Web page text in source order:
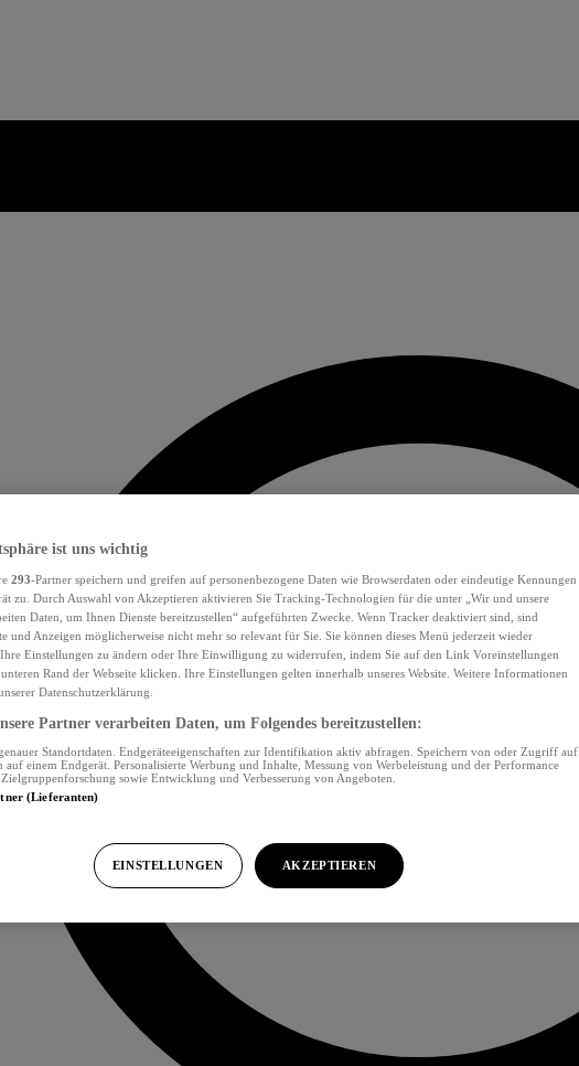
ist uns wichtig
293-Partner speichern und greifen auf personenbezogene Daten wie Browserdaten oder eindeutige Kennungen
zu. Durch Auswahl von Akzeptieren aktivieren Sie Tracking-Technologien für die unter „Wir und unsere
Daten, um Ihnen Dienste bereitzustellen“ aufgeführten Zwecke. Wenn Tracker deaktiviert sind, sind
und Anzeigen möglicherweise nicht mehr so relevant für Sie. Sie können dieses Menü jederzeit wieder
Einstellungen zu ändern oder Ihre Einwilligung zu widerrufen, indem Sie auf den Link Voreinstellungen
Rand der Webseite klicken. Ihre Einstellungen gelten innerhalb unseres Website. Weitere Informationen
Datenschutzerklärung.
Partner verarbeiten Daten, um Folgendes bereitzustellen:
Standortdaten. Endgeräteeigenschaften zur Identifikation aktiv abfragen. Speichern von oder Zugriff auf
einem Endgerät. Personalisierte Werbung und Inhalte, Messung von Werbeleistung und der Performance
sowie Entwicklung und Verbesserung von Angeboten.
(Lieferanten)
EINSTELLUNGEN AKZEPTIEREN